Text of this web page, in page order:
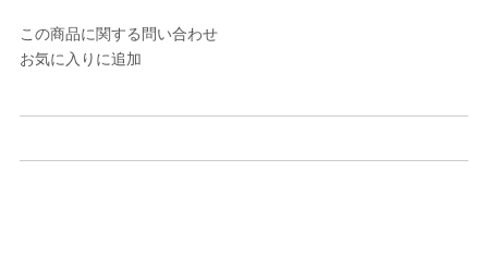
この商品に関する問い合わせ
お気に入りに追加